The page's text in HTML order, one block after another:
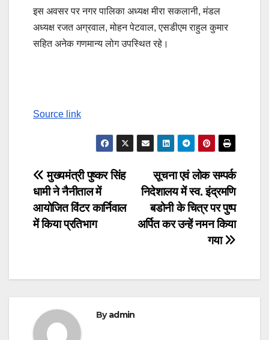
इस अवसर पर नगर पालिका अध्यक्ष मीरा सकलानी, मंडल
अध्यक्ष रजत अग्रवाल, मोहन पेटवाल, एसडीएम राहुल कुमार
सहित अनेक गणमान्य लोग उपस्थित रहे।
Source link
Post
navigation
सूचना एवं लोक सम्पर्क
निदेशालय में स्व. इंद्रमणि
बडोनी के चित्र पर पुष्प
अर्पित कर उन्हें नमन किया
गया
मुख्यमंत्री पुष्कर सिंह
धामी ने नैनीताल में
आयोजित विंटर कार्निवाल
में किया प्रतिभाग
Byadmin